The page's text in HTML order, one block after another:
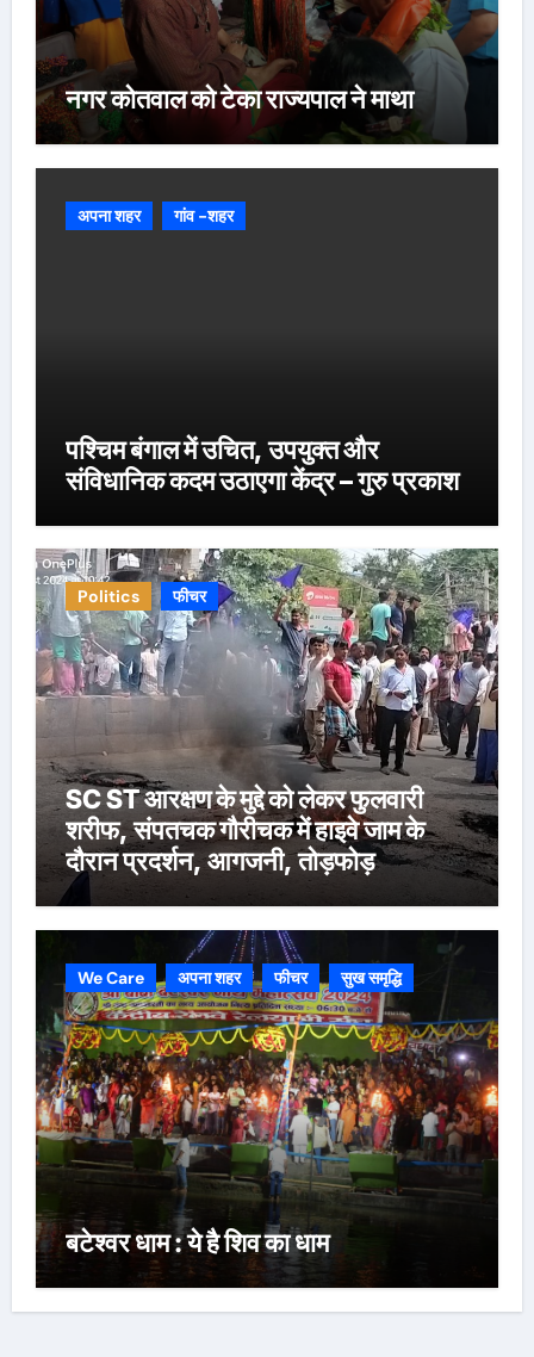
नगर कोतवाल को टेका राज्यपाल ने माथा
अपना शहर गांव -शहर
पश्चिम बंगाल में उचित, उपयुक्त और
संविधानिक कदम उठाएगा केंद्र – गुरु प्रकाश
Politics फीचर
SC ST आरक्षण के मुद्दे को लेकर फुलवारी
शरीफ, संपतचक गौरीचक में हाइवे जाम के
दौरान प्रदर्शन, आगजनी, तोड़फोड़
We Care अपना शहर फीचर सुख समृद्धि
बटेश्वर धाम : ये है शिव का धाम